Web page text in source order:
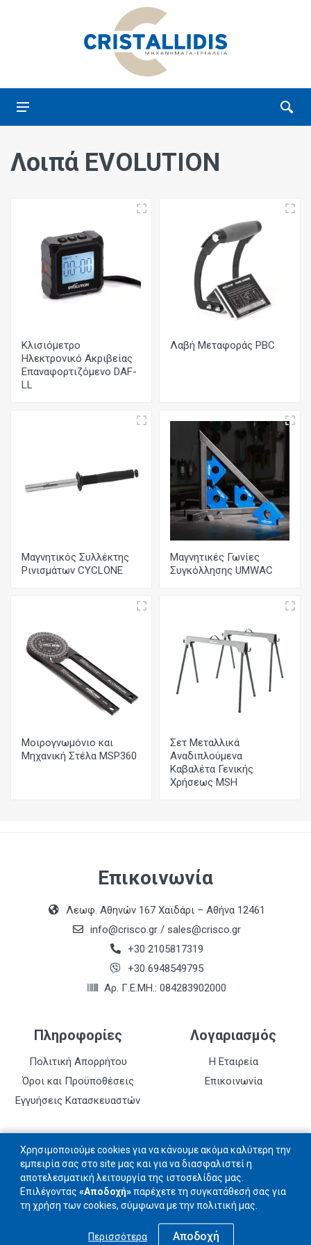
Λοιπά EVOLUTION
Κλισιόμετρο
Ηλεκτρονικό Ακριβείας
Επαναφορτιζόμενο DAF-
LL
Λαβή Μεταφοράς PBC
Μαγνητικός Συλλέκτης
Ρινισμάτων CYCLONE
Μαγνητικές Γωνίες
Συγκόλλησης UMWAC
Μοιρογνωμόνιο και
Μηχανική Στέλα MSP360
Σετ Μεταλλικά
Αναδιπλούμενα
Καβαλέτα Γενικής
Χρήσεως MSH
Επικοινωνία
Λεωφ. Αθηνών 167 Χαϊδάρι – Αθήνα 12461
info@crisco.gr / sales@crisco.gr
+30 2105817319
+30 6948549795
Αρ. Γ.Ε.ΜΗ.: 084283902000
Πληροφορίες
Πολιτική Απορρήτου
Όροι και Προϋποθέσεις
Εγγυήσεις Κατασκευαστών
Λογαριασμός
Η Εταιρεία
Επικοινωνία
Follow us
Ακολουθήστε μας στα social networks
Χρησιμοποιούμε cookies για να κάνουμε ακόμα καλύτερη την
εμπειρία σας στο site μας και για να διασφαλιστεί η
αποτελεσματική λειτουργία της ιστοσελίδας μας.
Επιλέγοντας «Αποδοχή»παρέχετε τη συγκατάθεσή σας για
τη χρήση των cookies, σύμφωνα με την πολιτική μας.
Περισσότερα Αποδοχή